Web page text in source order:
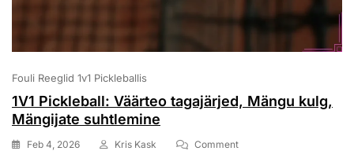
Fouli Reeglid 1v1 Pickleballis
1V1 Pickleball: Väärteo tagajärjed, Mängu kulg,
Mängijate suhtlemine
Feb 4, 2026 Kris Kask CommentOn